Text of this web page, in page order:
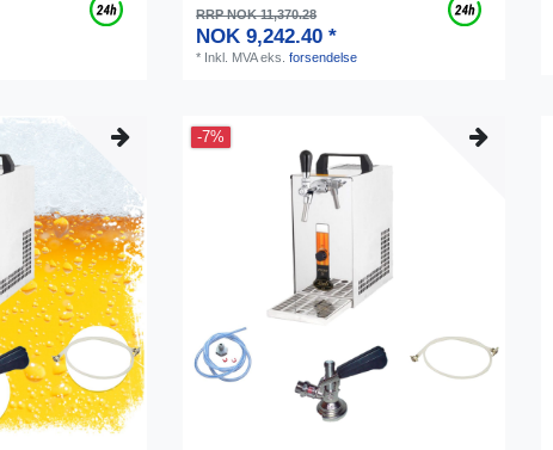
RRP NOK 11,370.28
NOK 9,242.40 *
* Inkl. MVAeks.forsendelse
-7%